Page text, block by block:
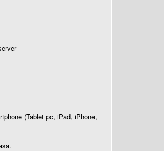
(Tablet pc, iPad, iPhone,